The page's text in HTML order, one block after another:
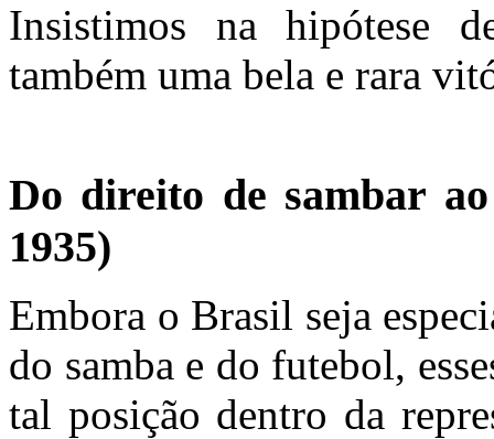
Insistimos na hipótese
também uma bela e rara
Do direito de sambar
1935)
Embora o Brasil seja
do samba e do futebol,
tal posição dentro da